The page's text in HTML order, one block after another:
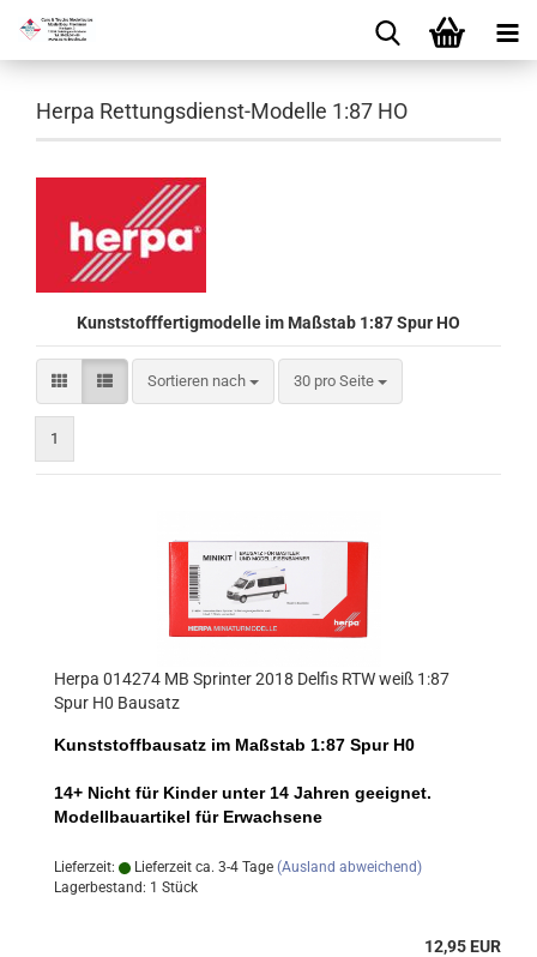
Herpa Rettungsdienst-Modelle 1:87 HO
Kunststofffertigmodelle im Maßstab 1:87 Spur HO
Sortieren nach
Sortieren nach 30 pro Seite
pro Seite
1
Herpa 014274 MB Sprinter 2018 Delfis RTW weiß 1:87
Spur H0 Bausatz
Kunststoffbausatz im Maßstab 1:87 Spur H0
14+ Nicht für Kinder unter 14 Jahren geeignet.
Modellbauartikel für Erwachsene
Lieferzeit: Lieferzeit ca. 3-4 Tage (Ausland abweichend)
Lagerbestand: 1 Stück
12,95 EUR